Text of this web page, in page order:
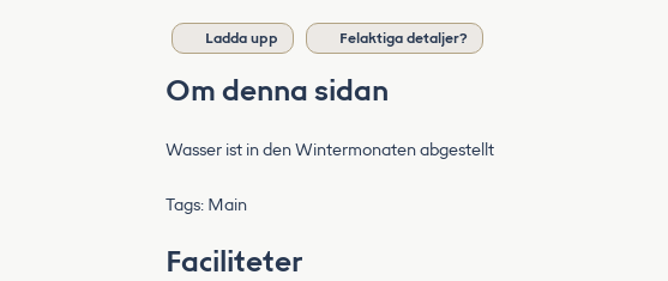
Ladda upp Felaktiga detaljer?
Om denna sidan
Wasser ist in den Wintermonaten abgestellt
Tags: Main
Faciliteter